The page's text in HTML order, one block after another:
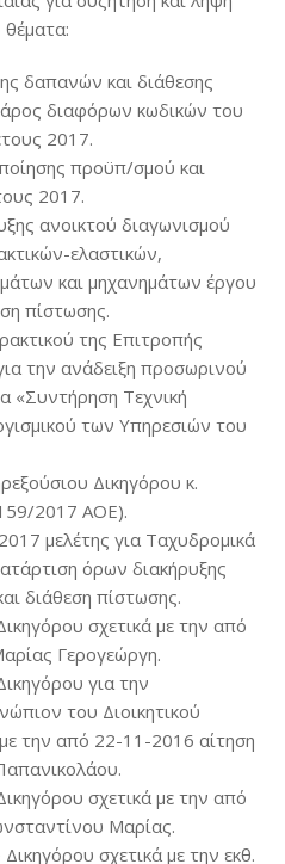
δαπανών και διάθεσης
διαφόρων κωδικών του
2017.
προϋπ/σμού και
2017.
ανοικτού διαγωνισμού
ελαστικών,
και μηχανημάτων έργου
πίστωσης.
της Επιτροπής
την ανάδειξη προσωρινού
«Συντήρηση Τεχνική
των Υπηρεσιών του
Δικηγόρου κ.
2017 ΑΟΕ).
μελέτης για Ταχυδρομικά
όρων διακήρυξης
διάθεση πίστωσης.
σχετικά με την από
Γερογεώργη.
για την
του Διοικητικού
την από 22-11-2016 αίτηση
σχετικά με την από
Μαρίας.
σχετικά με την εκθ.